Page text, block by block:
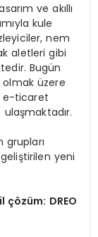
ve akıllı
kule
nem
aletleri gibi
Bugün
üzere
e-ticaret
grupları
yeni
çözüm: DREO